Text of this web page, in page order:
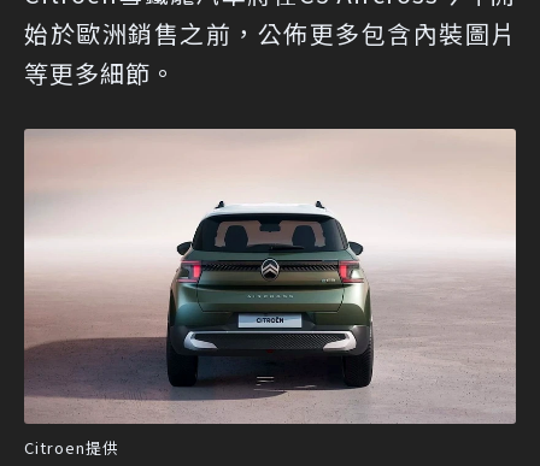
始於歐洲銷售之前，公佈更多包含內裝圖片
等更多細節。
Citroen提供